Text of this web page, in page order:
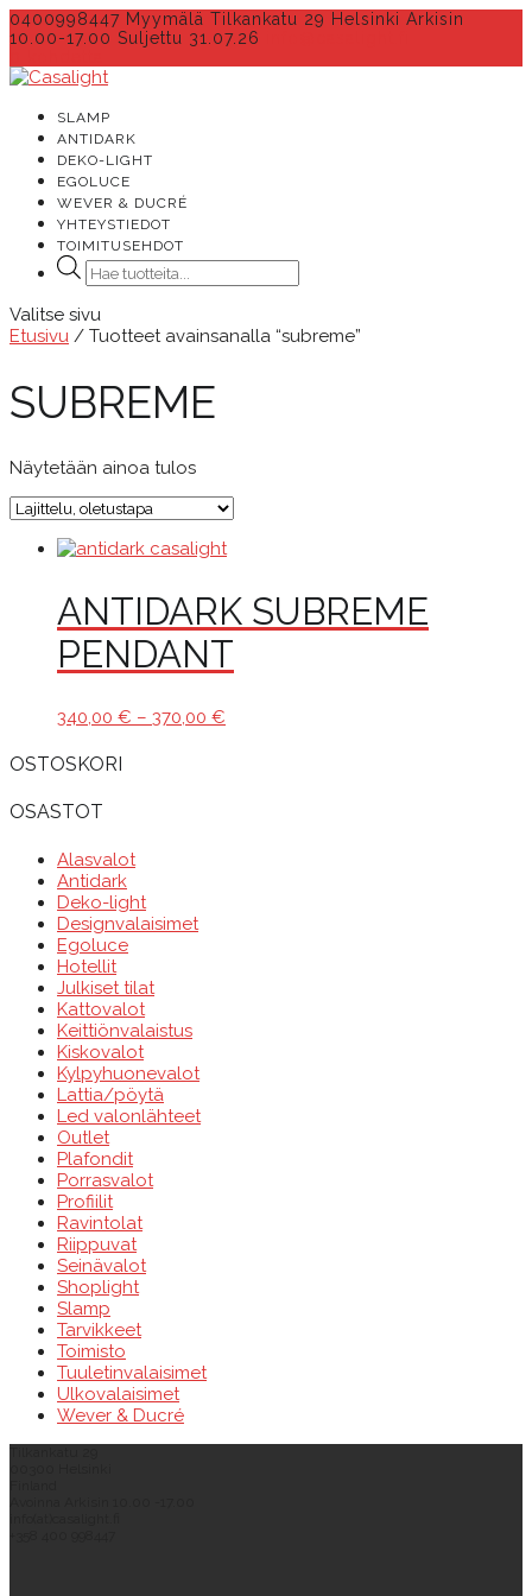
0400998447 Myymälä Tilkankatu 29 Helsinki Arkisin
10.00-17.00 Suljettu 31.07.26
SLAMP
ANTIDARK
DEKO-LIGHT
EGOLUCE
WEVER & DUCRÉ
YHTEYSTIEDOT
TOIMITUSEHDOT
Products
search
Valitse sivu
Etusivu / Tuotteet avainsanalla “subreme”
SUBREME
Näytetään ainoa tulos
ANTIDARK SUBREME
PENDANT
340,00 € – 370,00 €
OSTOSKORI
OSASTOT
Alasvalot
Antidark
Deko-light
Designvalaisimet
Egoluce
Hotellit
Julkiset tilat
Kattovalot
Keittiönvalaistus
Kiskovalot
Kylpyhuonevalot
Lattia/pöytä
Led valonlähteet
Outlet
Plafondit
Porrasvalot
Profiilit
Ravintolat
Riippuvat
Seinävalot
Shoplight
Slamp
Tarvikkeet
Toimisto
Tuuletinvalaisimet
Ulkovalaisimet
Wever & Ducré